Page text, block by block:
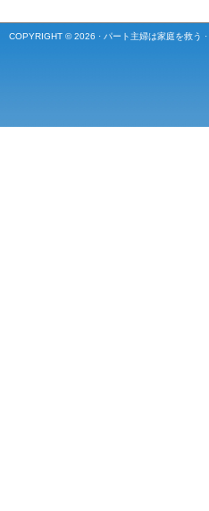
COPYRIGHT © 2026 · パート主婦は家庭を救う ·